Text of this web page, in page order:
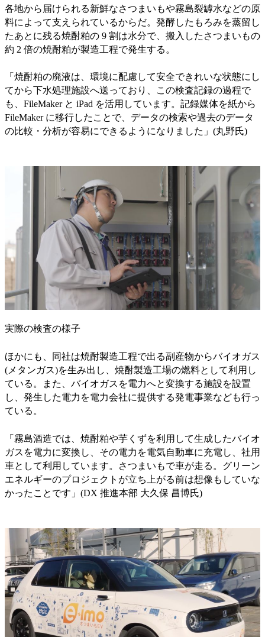
各地から届けられる新鮮なさつまいもや霧島裂罅水などの原
料によって支えられているからだ。発酵したもろみを蒸留し
たあとに残る焼酎粕の 9 割は水分で、搬入したさつまいもの
約 2 倍の焼酎粕が製造工程で発生する。
「焼酎粕の廃液は、環境に配慮して安全できれいな状態にし
てから下水処理施設へ送っており、この検査記録の過程で
も、FileMaker と iPad を活用しています。記録媒体を紙から
FileMaker に移行したことで、データの検索や過去のデータ
の比較・分析が容易にできるようになりました」(丸野氏)
実際の検査の様子
ほかにも、同社は焼酎製造工程で出る副産物からバイオガス
(メタンガス)を生み出し、焼酎製造工場の燃料として利用し
ている。また、バイオガスを電力へと変換する施設を設置
し、発生した電力を電力会社に提供する発電事業なども行っ
ている。
「霧島酒造では、焼酎粕や芋くずを利用して生成したバイオ
ガスを電力に変換し、その電力を電気自動車に充電し、社用
車として利用しています。さつまいもで車が走る。グリーン
エネルギーのプロジェクトが立ち上がる前は想像もしていな
かったことです」(DX 推進本部 大久保 昌博氏)